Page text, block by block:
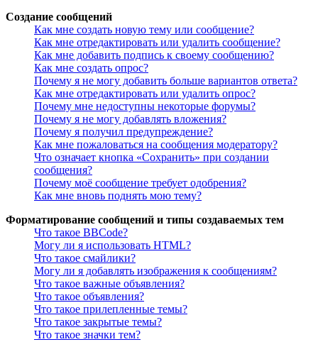
Создание сообщений
Как мне создать новую тему или сообщение?
Как мне отредактировать или удалить сообщение?
Как мне добавить подпись к своему сообщению?
Как мне создать опрос?
Почему я не могу добавить больше вариантов ответа?
Как мне отредактировать или удалить опрос?
Почему мне недоступны некоторые форумы?
Почему я не могу добавлять вложения?
Почему я получил предупреждение?
Как мне пожаловаться на сообщения модератору?
Что означает кнопка «Сохранить» при создании
сообщения?
Почему моё сообщение требует одобрения?
Как мне вновь поднять мою тему?
Форматирование сообщений и типы создаваемых тем
Что такое BBCode?
Могу ли я использовать HTML?
Что такое смайлики?
Могу ли я добавлять изображения к сообщениям?
Что такое важные объявления?
Что такое объявления?
Что такое прилепленные темы?
Что такое закрытые темы?
Что такое значки тем?